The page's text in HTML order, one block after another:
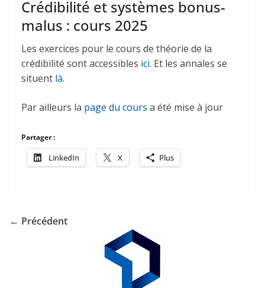
Crédibilité et systèmes bonus-
malus : cours 2025
Les exercices pour le cours de théorie de la
crédibilité sont accessibles ici. Et les annales se
situent là.
Par ailleurs la page du cours a été mise à jour
Partager :
LinkedIn X Plus
← Précédent